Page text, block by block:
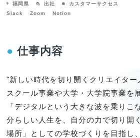
福岡県 出社
カスタマーサクセス
Slack
Zoom Notion
● 仕事内容
"新しい時代を切り開くクリエイター
スクール事業や大学・大学院事業を
「デジタルという大きな波を乗りこ
分らしい人生を、自分の力で切り開
場所」としての学校づくりを目指し